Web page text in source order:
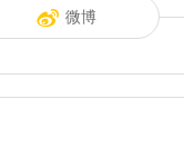
微博